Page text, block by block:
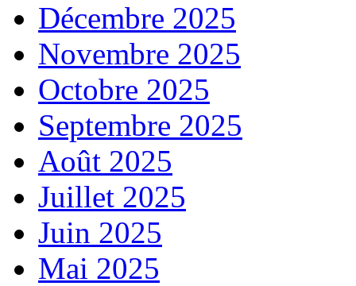
Décembre 2025
Novembre 2025
Octobre 2025
Septembre 2025
Août 2025
Juillet 2025
Juin 2025
Mai 2025